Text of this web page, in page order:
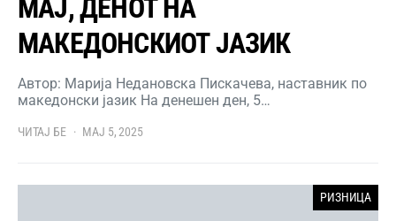
МАЈ, ДЕНОТ НА
МАКЕДОНСКИОТ ЈАЗИК
Автор: Марија Недановска Пискачева, наставник по
македонски јазик На денешен ден, 5…
ЧИТАЈ БЕ МАЈ 5, 2025
РИЗНИЦА